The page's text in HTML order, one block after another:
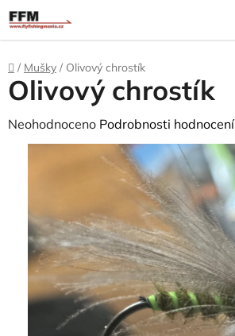
Přejít
na
obsah
Domů
/ Mušky / Olivový chrostík
Olivový chrostík
Průměrné
hodnocení
hvězdiček.
Neohodnoceno Podrobnosti hodnocení